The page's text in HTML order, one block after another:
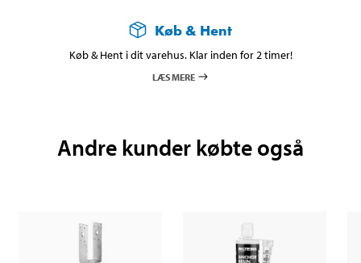
Køb & Hent
Køb & Hent i dit varehus. Klar inden for 2 timer!
LÆS MERE
Andre kunder købte også